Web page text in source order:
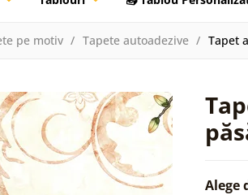
pe motiv Tapete autoadezive Tapet
Alege